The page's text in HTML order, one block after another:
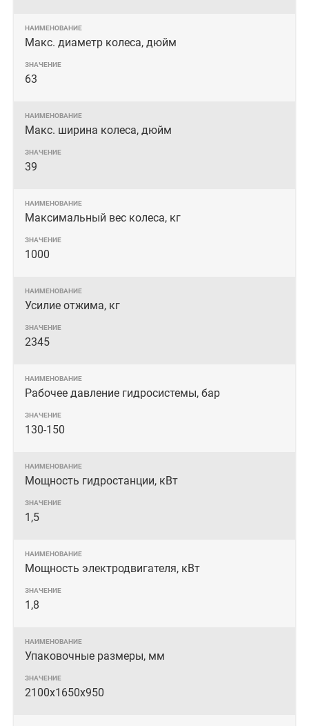
Макс. диаметр колеса, дюйм
63
Макс. ширина колеса, дюйм
39
Максимальный вес колеса, кг
1000
Усилие отжима, кг
2345
Рабочее давление гидросистемы, бар
130-150
Мощность гидростанции, кВт
1,5
Мощность электродвигателя, кВт
1,8
Упаковочные размеры, мм
2100х1650х950